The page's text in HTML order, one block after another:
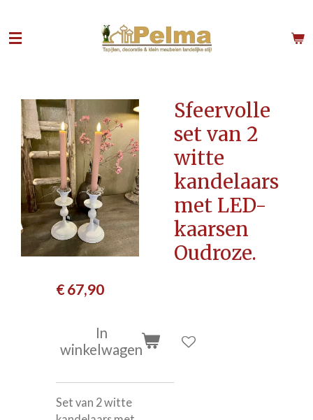
direct
naar
Sfeervolle
set van 2
witte
kandelaars
met LED-
kaarsen
Oudroze.
€ 67,90
In
winkelwagen
Set van 2 witte